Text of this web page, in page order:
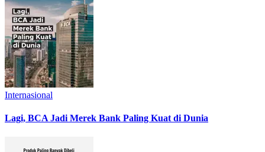
Internasional
Lagi, BCA Jadi Merek Bank Paling Kuat di Dunia